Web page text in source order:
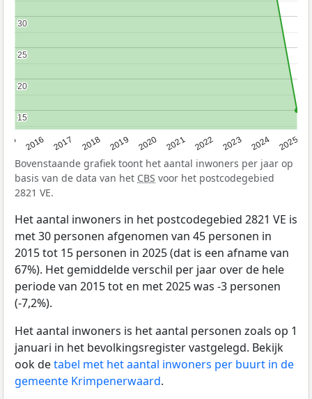
2016 2017 2018 2019 2020 2021 2022 2023 2024 2025
15
15
20
20
25
25
30
30
Bovenstaande grafiek toont het aantal inwoners per jaar op
basis van de data van het CBS voor het postcodegebied
2821 VE.
Het aantal inwoners in het postcodegebied 2821 VE is
met 30 personen afgenomen van 45 personen in
2015 tot 15 personen in 2025 (dat is een afname van
67%). Het gemiddelde verschil per jaar over de hele
periode van 2015 tot en met 2025 was -3 personen
(-7,2%).
Het aantal inwoners is het aantal personen zoals op 1
januari in het bevolkingsregister vastgelegd. Bekijk
ook detabel met het aantal inwoners per buurt in de
gemeente Krimpenerwaard.